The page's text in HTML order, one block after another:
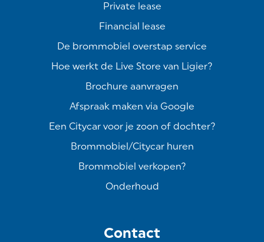
Private lease
Financial lease
De brommobiel overstap service
Hoe werkt de Live Store van Ligier?
Brochure aanvragen
Afspraak maken via Google
Een Citycar voor je zoon of dochter?
Brommobiel/Citycar huren
Brommobiel verkopen?
Onderhoud
Contact